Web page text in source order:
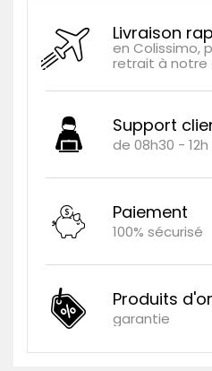
Livraison
en Colissimo,
retrait à notre
Support
de 08h30 - 12h
Paiement
100% sécurisé
Produits
garantie